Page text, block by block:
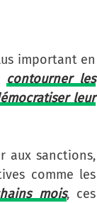
important en
contourner les
leur
aux sanctions,
comme les
mois, ces